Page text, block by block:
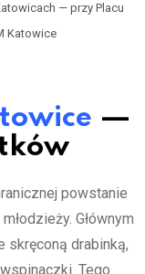
— przy Placu
Katowice
—
powstanie
Głównym
drabinką,
Tego